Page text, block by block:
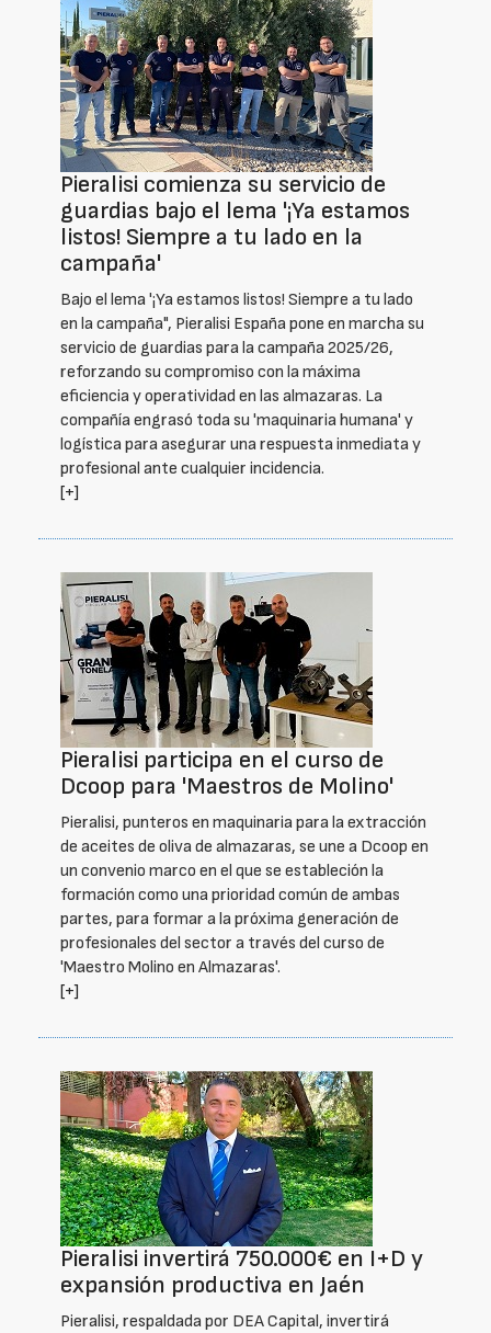
Pieralisi comienza su servicio de
guardias bajo el lema '¡Ya estamos
listos! Siempre a tu lado en la
campaña'
Bajo el lema '¡Ya estamos listos! Siempre a tu lado
en la campaña", Pieralisi España pone en marcha su
servicio de guardias para la campaña 2025/26,
reforzando su compromiso con la máxima
eficiencia y operatividad en las almazaras. La
compañía engrasó toda su 'maquinaria humana' y
logística para asegurar una respuesta inmediata y
profesional ante cualquier incidencia.
[+]
Pieralisi participa en el curso de
Dcoop para 'Maestros de Molino'
Pieralisi, punteros en maquinaria para la extracción
de aceites de oliva de almazaras, se une a Dcoop en
un convenio marco en el que se estableción la
formación como una prioridad común de ambas
partes, para formar a la próxima generación de
profesionales del sector a través del curso de
'Maestro Molino en Almazaras'.
[+]
Pieralisi invertirá 750.000€ en I+D y
expansión productiva en Jaén
Pieralisi, respaldada por DEA Capital, invertirá